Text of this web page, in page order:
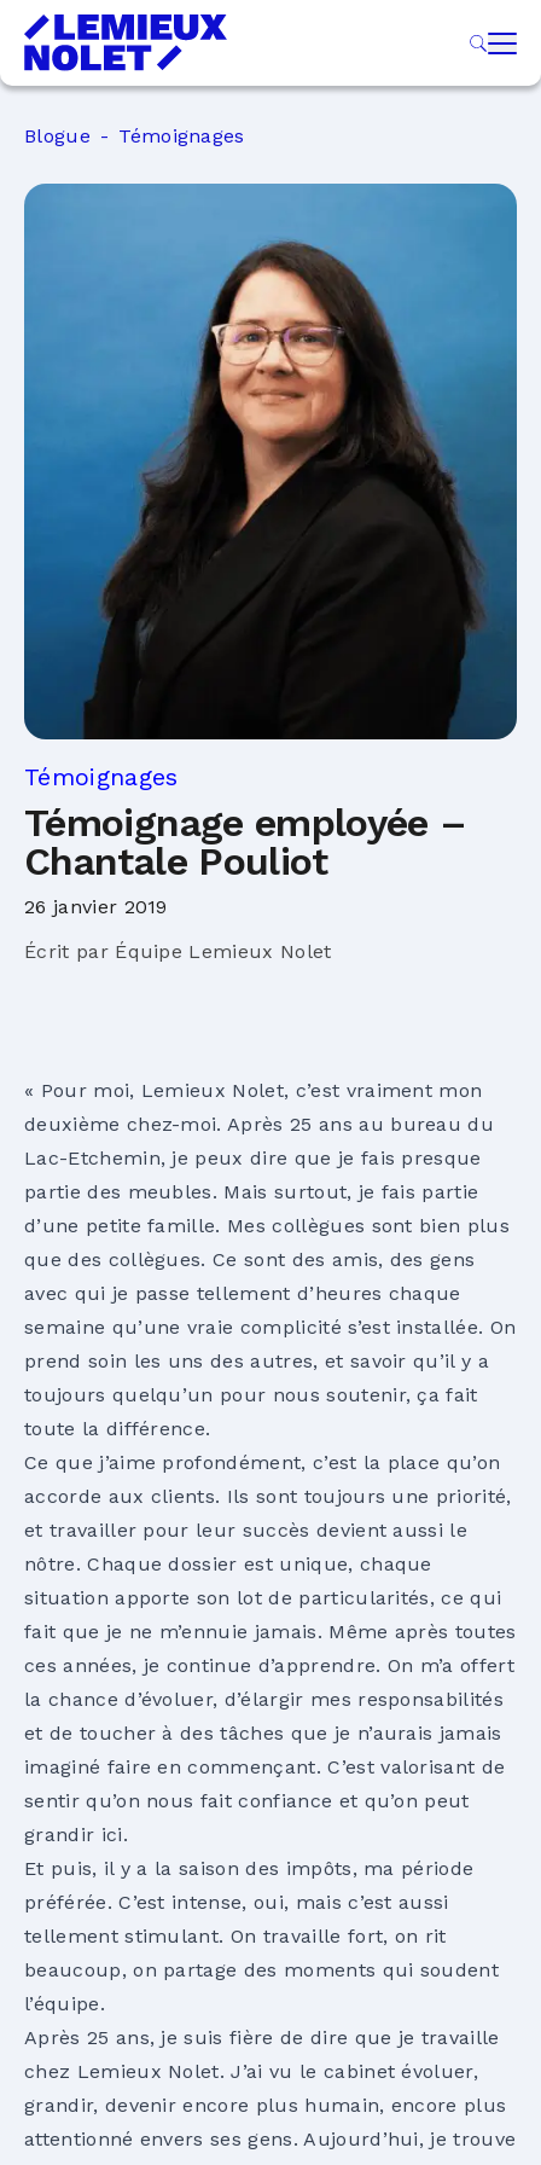
Blogue Témoignages
Témoignages
Témoignage employée –
Chantale Pouliot
26 janvier 2019
Écrit par Équipe Lemieux Nolet
« Pour moi, Lemieux Nolet, c’est vraiment mon
deuxième chez-moi. Après 25 ans au bureau du
Lac-Etchemin, je peux dire que je fais presque
partie des meubles. Mais surtout, je fais partie
d’une petite famille. Mes collègues sont bien plus
que des collègues. Ce sont des amis, des gens
avec qui je passe tellement d’heures chaque
semaine qu’une vraie complicité s’est installée. On
prend soin les uns des autres, et savoir qu’il y a
toujours quelqu’un pour nous soutenir, ça fait
toute la différence.
Ce que j’aime profondément, c’est la place qu’on
accorde aux clients. Ils sont toujours une priorité,
et travailler pour leur succès devient aussi le
nôtre. Chaque dossier est unique, chaque
situation apporte son lot de particularités, ce qui
fait que je ne m’ennuie jamais. Même après toutes
ces années, je continue d’apprendre. On m’a offert
la chance d’évoluer, d’élargir mes responsabilités
et de toucher à des tâches que je n’aurais jamais
imaginé faire en commençant. C’est valorisant de
sentir qu’on nous fait confiance et qu’on peut
grandir ici.
Et puis, il y a la saison des impôts, ma période
préférée. C’est intense, oui, mais c’est aussi
tellement stimulant. On travaille fort, on rit
beaucoup, on partage des moments qui soudent
l’équipe.
Après 25 ans, je suis fière de dire que je travaille
chez Lemieux Nolet. J’ai vu le cabinet évoluer,
grandir, devenir encore plus humain, encore plus
attentionné envers ses gens. Aujourd’hui, je trouve